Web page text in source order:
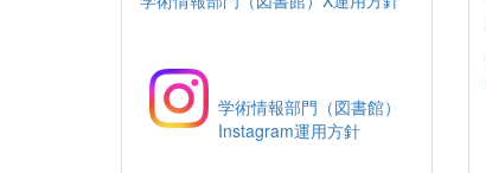
学術情報部門（図書館）
Instagram運用方針